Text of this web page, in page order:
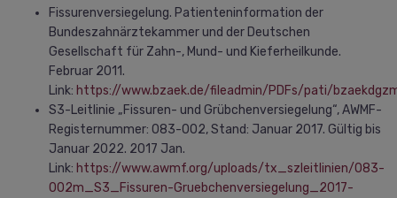
Fissurenversiegelung. Patienteninformation der
Bundeszahnärztekammer und der Deutschen
Gesellschaft für Zahn-, Mund- und Kieferheilkunde.
Februar 2011.
Link: https://www.bzaek.de/fileadmin/PDFs/pati/
S3-Leitlinie „Fissuren- und Grübchenversiegelung“, AWMF-
Registernummer: 083-002, Stand: Januar 2017. Gültig bis
Januar 2022. 2017 Jan.
Link: https://www.awmf.org/uploads/tx_szleitlinien/083-
002m_S3_Fissuren-Gruebchenversiegelung_2017-